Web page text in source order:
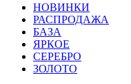
НОВИНКИ
РАСПРОДАЖА
БАЗА
ЯРКОЕ
СЕРЕБРО
ЗОЛОТО